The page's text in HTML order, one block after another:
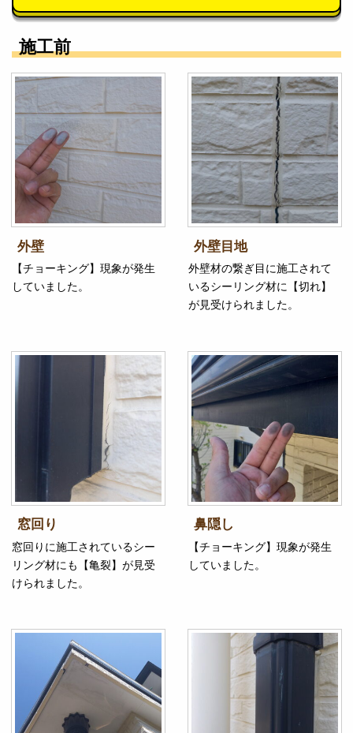
施工前
外壁
【チョーキング】現象が発生
していました。
外壁目地
外壁材の繋ぎ目に施工されて
いるシーリング材に【切れ】
が見受けられました。
窓回り
窓回りに施工されているシー
リング材にも【亀裂】が見受
けられました。
鼻隠し
【チョーキング】現象が発生
していました。